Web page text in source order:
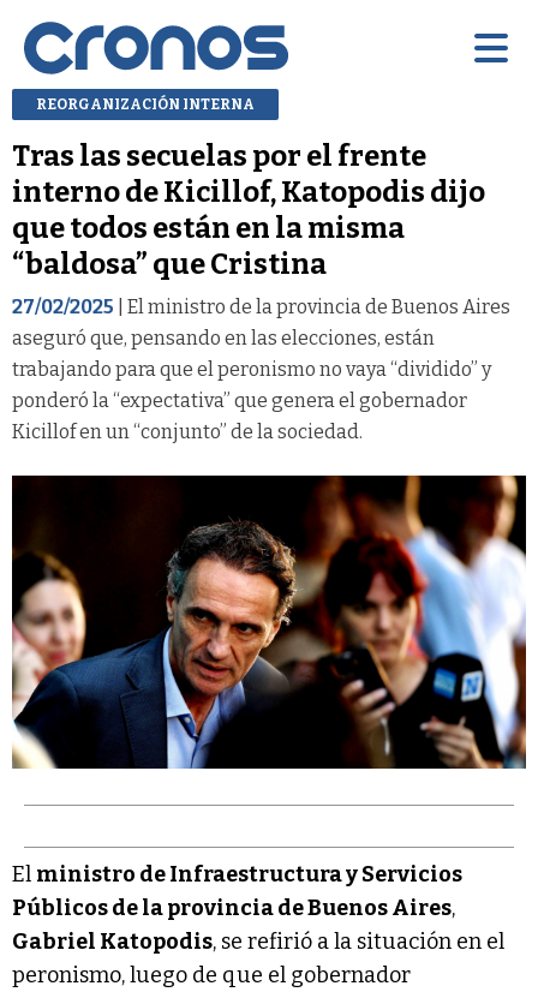
REORGANIZACIÓN INTERNA
Tras las secuelas por el frente
interno de Kicillof, Katopodis dijo
que todos están en la misma
“baldosa” que Cristina
27/02/2025 | El ministro de la provincia de Buenos Aires
aseguró que, pensando en las elecciones, están
trabajando para que el peronismo no vaya “dividido” y
ponderó la “expectativa” que genera el gobernador
Kicillof en un “conjunto” de la sociedad.
El ministro de Infraestructura y Servicios
Públicos de la provincia de Buenos Aires,
Gabriel Katopodis, se refirió a la situación en el
peronismo, luego de que el gobernador